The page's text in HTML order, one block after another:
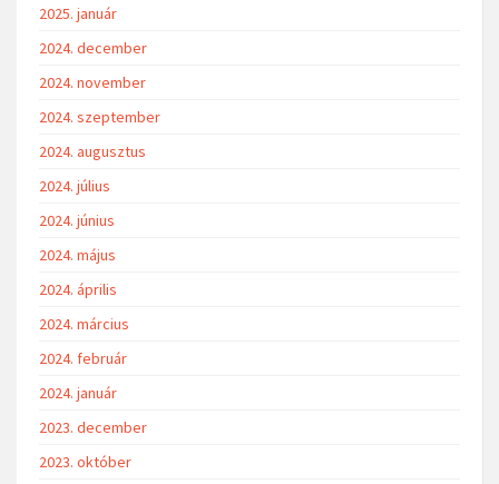
2025. január
2024. december
2024. november
2024. szeptember
2024. augusztus
2024. július
2024. június
2024. május
2024. április
2024. március
2024. február
2024. január
2023. december
2023. október